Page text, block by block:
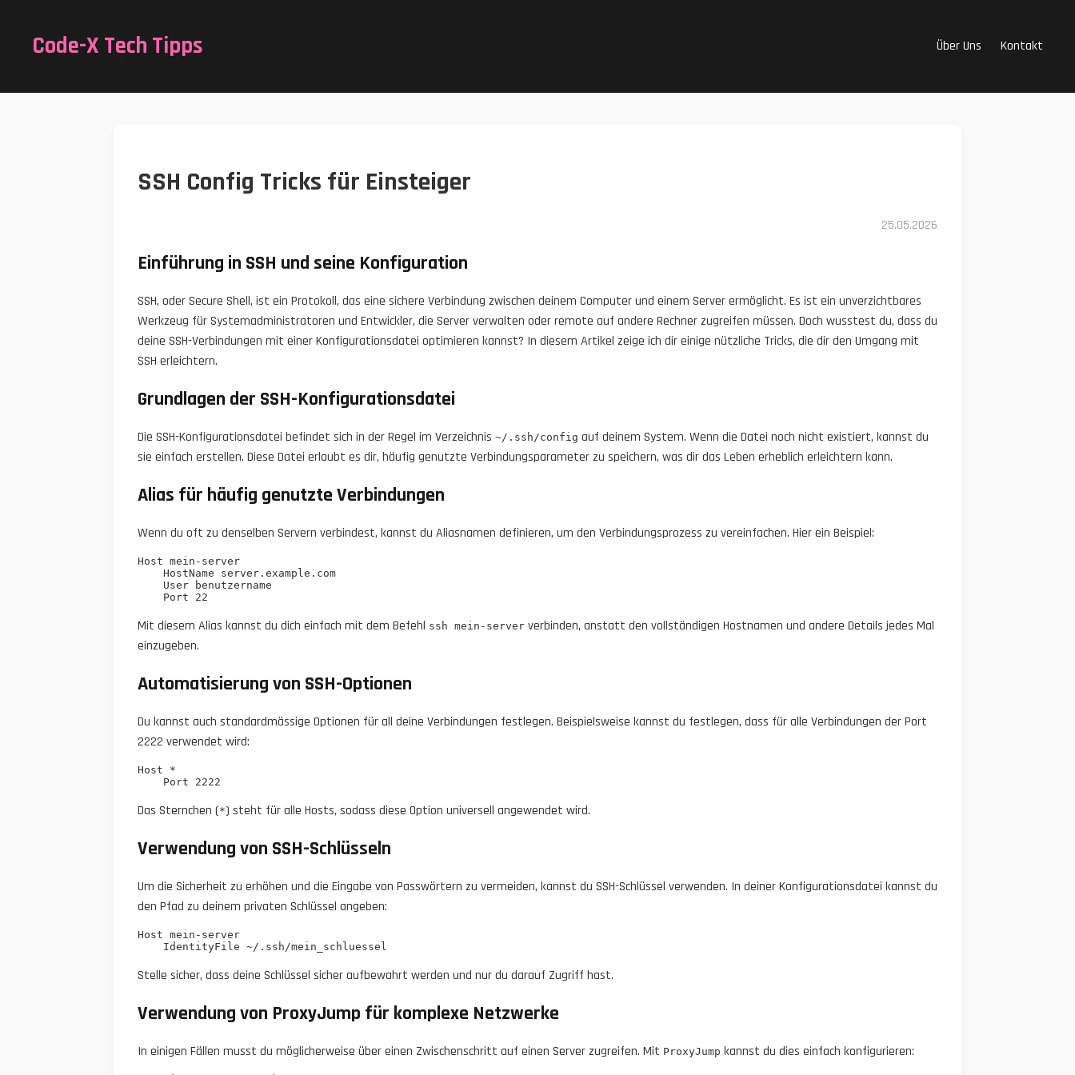
Code-X Tech Tipps Über Uns Kontakt
SSH Config Tricks für Einsteiger
25.05.2026
Einführung in SSH und seine Konfiguration
SSH, oder Secure Shell, ist ein Protokoll, das eine sichere Verbindung zwischen deinem Computer und einem Server ermöglicht. Es ist ein unverzichtbares
Werkzeug für Systemadministratoren und Entwickler, die Server verwalten oder remote auf andere Rechner zugreifen müssen. Doch wusstest du, dass du
deine SSH-Verbindungen mit einer Konfigurationsdatei optimieren kannst? In diesem Artikel zeige ich dir einige nützliche Tricks, die dir den Umgang mit
SSH erleichtern.
Grundlagen der SSH-Konfigurationsdatei
Die SSH-Konfigurationsdatei befindet sich in der Regel im Verzeichnis ~/.ssh/config auf deinem System. Wenn die Datei noch nicht existiert, kannst du
sie einfach erstellen. Diese Datei erlaubt es dir, häufig genutzte Verbindungsparameter zu speichern, was dir das Leben erheblich erleichtern kann.
Alias für häufig genutzte Verbindungen
Wenn du oft zu denselben Servern verbindest, kannst du Aliasnamen definieren, um den Verbindungsprozess zu vereinfachen. Hier ein Beispiel:
Host mein-server
    HostName server.example.com
    User benutzername
Mit diesem Alias kannst du dich einfach mit dem Befehl ssh mein-server verbinden, anstatt den vollständigen Hostnamen und andere Details jedes Mal
einzugeben.
Automatisierung von SSH-Optionen
Du kannst auch standardmässige Optionen für all deine Verbindungen festlegen. Beispielsweise kannst du festlegen, dass für alle Verbindungen der Port
2222 verwendet wird:
Host *
Das Sternchen (*) steht für alle Hosts, sodass diese Option universell angewendet wird.
Verwendung von SSH-Schlüsseln
Um die Sicherheit zu erhöhen und die Eingabe von Passwörtern zu vermeiden, kannst du SSH-Schlüssel verwenden. In deiner Konfigurationsdatei kannst du
den Pfad zu deinem privaten Schlüssel angeben:
Host mein-server
Stelle sicher, dass deine Schlüssel sicher aufbewahrt werden und nur du darauf Zugriff hast.
Verwendung von ProxyJump für komplexe Netzwerke
In einigen Fällen musst du möglicherweise über einen Zwischenschritt auf einen Server zugreifen. Mit ProxyJump kannst du dies einfach konfigurieren: